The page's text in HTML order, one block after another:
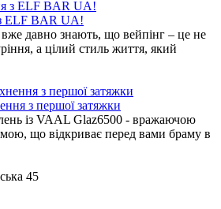
ELF BAR UA!
вже давно знають, що вейпінг – це не
а цілий стиль життя, який
з першої затяжки
із VAAL Glaz6500 - вражаючою
що відкриває перед вами браму в
45